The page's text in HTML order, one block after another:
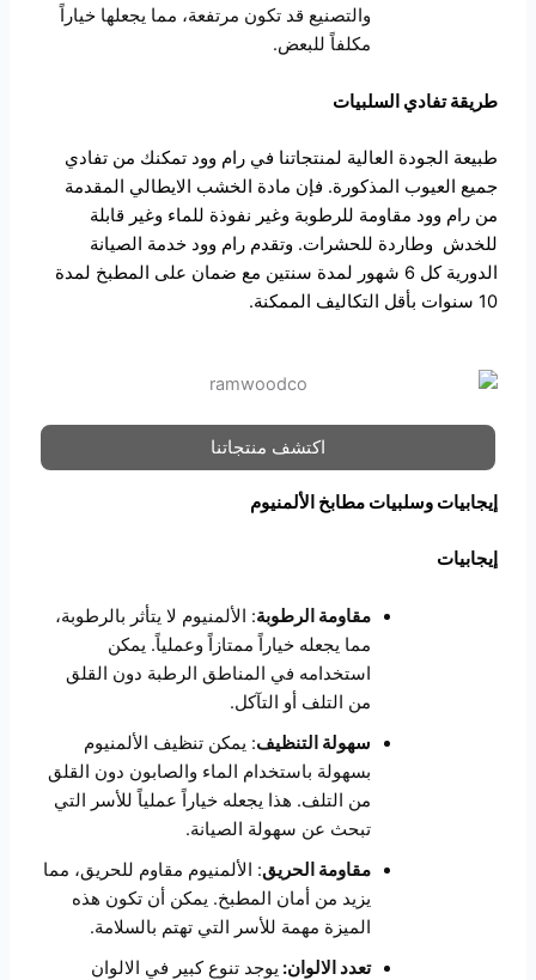
والتصنيع قد تكون مرتفعة، مما يجعلها خياراً
مكلفاً للبعض.
طريقة تفادي السلبيات
طبيعة الجودة العالية لمنتجاتنا في رام وود تمكنك من تفادي
جميع العيوب المذكورة. فإن مادة الخشب الايطالي المقدمة
من رام وود مقاومة للرطوبة وغير نفوذة للماء وغير قابلة
للخدش وطاردة للحشرات. وتقدم رام وود خدمة الصيانة
الدورية كل 6 شهور لمدة سنتين مع ضمان على المطبخ لمدة
10 سنوات بأقل التكاليف الممكنة.
اكتشف منتجاتنا
إيجابيات وسلبيات مطابخ الألمنيوم
إيجابيات
مقاومة الرطوبة: الألمنيوم لا يتأثر بالرطوبة،
مما يجعله خياراً ممتازاً وعملياً. يمكن
استخدامه في المناطق الرطبة دون القلق
من التلف أو التآكل.
سهولة التنظيف: يمكن تنظيف الألمنيوم
بسهولة باستخدام الماء والصابون دون القلق
من التلف. هذا يجعله خياراً عملياً للأسر التي
تبحث عن سهولة الصيانة.
مقاومة الحريق: الألمنيوم مقاوم للحريق، مما
يزيد من أمان المطبخ. يمكن أن تكون هذه
الميزة مهمة للأسر التي تهتم بالسلامة.
تعدد الالوان: يوجد تنوع كبير في الالوان